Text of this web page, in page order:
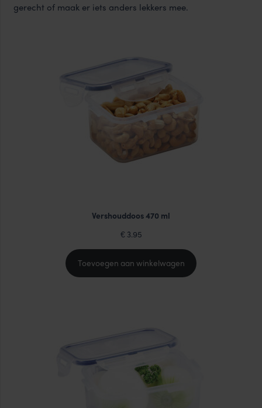
gerecht of maak er iets anders lekkers mee.
Vershouddoos 470 ml
€ 3.95
Toevoegen aan winkelwagen